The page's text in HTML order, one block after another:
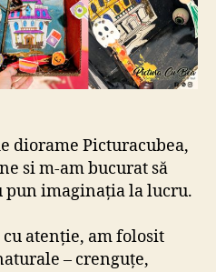
diorame Picturacubea,
si m-am bucurat să
pun imaginația la lucru.
atenție, am folosit
– crenguțe,